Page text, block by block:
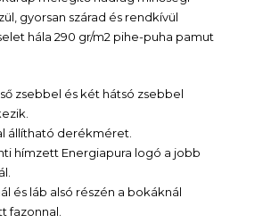
gyorsan szárad és rendkívül
hála 290 gr/m2 pihe-puha pamut
zsebbel és két hátsó zsebbel
állítható derékméret.
hímzett Energiapura logó a jobb
és láb alsó részén a bokáknál
fazonnal.